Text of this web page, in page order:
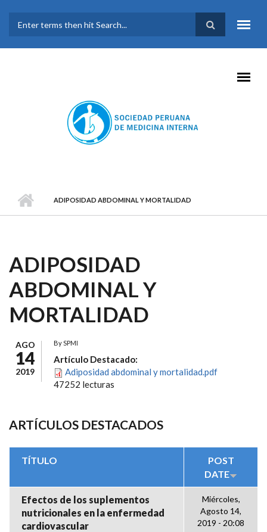
FORMULARIO DE
BÚSQUEDA
ADIPOSIDAD ABDOMINAL Y MORTALIDAD
ADIPOSIDAD
ABDOMINAL Y
MORTALIDAD
AGO
14
2019
BySPMI
Artículo Destacado:
Adiposidad abdominal y mortalidad.pdf
47252 lecturas
ARTÍCULOS DESTACADOS
TÍTULO
POST
DATE
Efectos de los suplementos
nutricionales en la enfermedad
cardiovascular
Miércoles,
Agosto 14,
2019 - 20:08